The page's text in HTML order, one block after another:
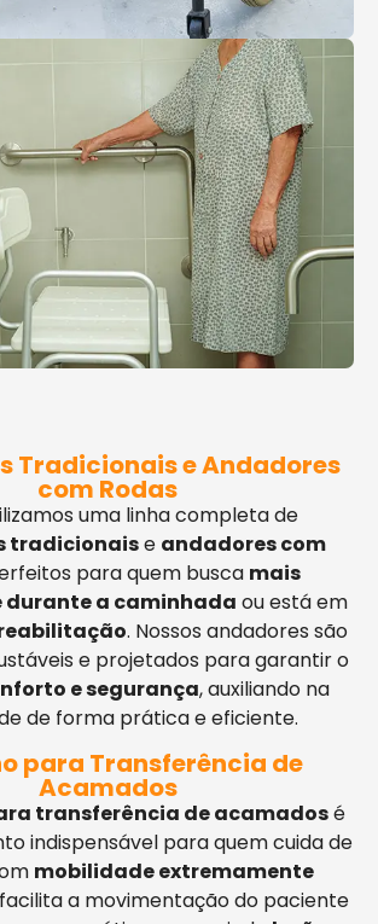
Tradicionais e Andadores
com Rodas
uma linha completa de
tradicionaise andadores com
para quem busca mais
a caminhada ou está em
. Nossos andadores são
e projetados para garantir o
e segurança, auxiliando na
de forma prática e eficiente.
para Transferência de
Acamados
transferência de acamadosé
indispensável para quem cuida de
mobilidade extremamente
facilita a movimentação do paciente